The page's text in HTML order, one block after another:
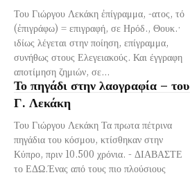
Του Γιώργου Λεκάκη ἐπίγραμμα, -ατος, τό
(ἐπιγράφω) = επιγραφή, σε Ηρόδ., Θουκ.·
ιδίως λέγεται στην ποίηση, επίγραμμα,
συνήθως στους Ελεγειακούς. Και έγγραφη
αποτίμηση ζημιών, σε...
Το πηγάδι στην λαογραφία – του
Γ. Λεκάκη
Του Γιώργου Λεκάκη Τα πρωτα πέτρινα
πηγάδια του κόσμου, κτίσθηκαν στην
Κύπρο, πριν 10.500 χρόνια. - ΔΙΑΒΑΣΤΕ
το ΕΔΩ.Ένας από τους πιο πλούσιους